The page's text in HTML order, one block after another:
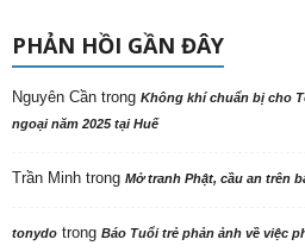
PHẢN HỒI GẦN ĐÂY
Nguyên Cần trong Không khí chuẩn bị cho
ngoại năm 2025 tại Huế
Trần Minh trong Mở tranh Phật, cầu an trên
tonydo trong Báo Tuổi trẻ phản ảnh về việc